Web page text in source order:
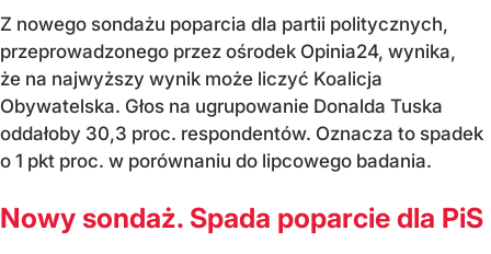
Z nowego sondażu poparcia dla partii politycznych,
przeprowadzonego przez ośrodek Opinia24, wynika,
że na najwyższy wynik może liczyć Koalicja
Obywatelska. Głos na ugrupowanie Donalda Tuska
oddałoby 30,3 proc. respondentów. Oznacza to spadek
o 1 pkt proc. w porównaniu do lipcowego badania.
Nowy sondaż. Spada poparcie dla PiS